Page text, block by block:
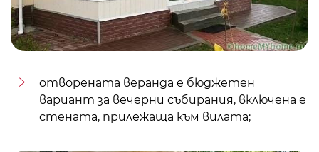
отворената веранда е бюджетен
вариант за вечерни събирания, включена е
стената, прилежаща към вилата;